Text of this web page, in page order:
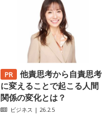
他責思考から自責思考
に変えることで起こる人間
関係の変化とは？
ビジネス | 26.2.5